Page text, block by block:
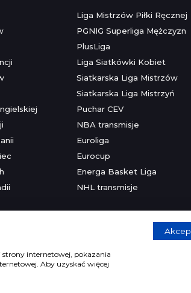
Liga Mistrzów Piłki Ręcznej
PGNIG Superliga Mężczyzn
PlusLiga
Liga Siatkówki Kobiet
Siatkarska Liga Mistrzów
Siatkarska Liga Mistrzyń
Puchar CEV
NBA transmisje
Euroliga
Eurocup
Energa Basket Liga
NHL transmisje
•Reklama• Polityka prywatności
18 lat. Hazard może uzależniać. Graj
strony internetowej, pokazania
Aby uzyskać więcej